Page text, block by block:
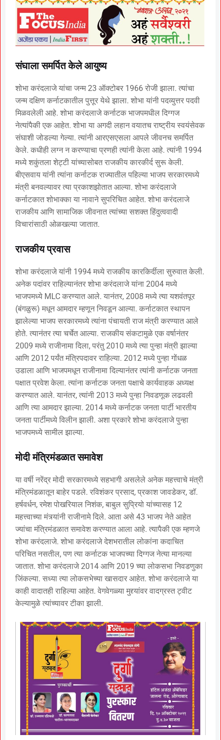
संघाला समर्पित केले आयुष्य
शोभा करंदलाजे यांचा जन्म 23 ऑक्टोबर 1966 रोजी झाला. त्यांचा
जन्म दक्षिण कर्नाटकातील पुत्तूर येथे झाला. शोभा यांनी पदव्युत्तर पदवी
मिळवलेली आहे. शोभा करंदलाजे कर्नाटक भाजपमधील दिग्गज
नेत्यांपैकी एक आहेत. शोभा या अगदी लहान वयातच राष्ट्रीय स्वयंसेवक
संघाशी जोडल्या गेल्या. त्यांनी आरएसएसला आपले जीवनच समर्पित
केले. कधीही लग्न न करण्याचा प्रणही त्यांनी केला आहे. त्यांनी 1994
मध्ये शकुंतला शेट्टी यांच्यासोबत राजकीय कारकीर्द सुरू केली.
बीएसवाय यांनी त्यांना कर्नाटक राज्यातील पहिल्या भाजप सरकारमध्ये
मंत्री बनवल्यावर त्या प्रकाशझोतात आल्या. शोभा करंदलाजे
कर्नाटकात शोभाक्का या नावाने सुपरिचित आहेत. शोभा करंदलाजे
राजकीय आणि सामाजिक जीवनात त्यांच्या सशक्त हिंदुत्ववादी
विचारांसाठी ओळखल्या जातात.
राजकीय प्रवास
शोभा करंदलाजे यांनी 1994 मध्ये राजकीय कारकिर्दीला सुरुवात केली.
अनेक पदांवर राहिल्यानंतर शोभा करंदलाजे यांना 2004 मध्ये
भाजपमध्ये MLC करण्यात आले. यानंतर, 2008 मध्ये त्या यशवंतपूर
(बंगळुरू) मधून आमदार म्हणून निवडून आल्या. कर्नाटकात स्थापन
झालेल्या भाजप सरकारमध्ये त्यांना पंचायती राज मंत्री करण्यात आले
होते. त्यानंतर त्या चर्चेत आल्या. राजकीय संकटामुळे एक वर्षानंतर
2009 मध्ये राजीनामा दिला, परंतु 2010 मध्ये त्या पुन्हा मंत्री झाल्या
आणि 2012 पर्यंत मंत्रिपदावर राहिल्या. 2012 मध्ये पुन्हा गोंधळ
उडाला आणि भाजपमधून राजीनामा दिल्यानंतर त्यांनी कर्नाटक जनता
पक्षात प्रवेश केला. त्यांना कर्नाटक जनता पक्षाचे कार्यवाहक अध्यक्ष
करण्यात आले. यानंतर, त्यांनी 2013 मध्ये पुन्हा निवडणूक लढवली
आणि त्या आमदार झाल्या. 2014 मध्ये कर्नाटक जनता पार्टी भारतीय
जनता पार्टीमध्ये विलीन झाली. अशा प्रकारे शोभा करंदलाजे पुन्हा
भाजपमध्ये सामील झाल्या.
मोदी मंत्रिमंडळात समावेश
या वर्षी नरेंद्र मोदी सरकारमध्ये सहभागी असलेले अनेक महत्त्वाचे मंत्री
मंत्रिमंडळातून बाहेर पडले. रविशंकर प्रसाद, प्रकाश जावडेकर, डॉ.
हर्षवर्धन, रमेश पोखरियाल निशंक, बाबुल सुप्रियो यांच्यासह 12
महत्त्वाच्या मंत्र्यांनी राजीनामे दिले. आता असे 43 भाजप नेते आहेत
ज्यांचा मंत्रिमंडळात समावेश करण्यात आला आहे. त्यापैकी एक म्हणजे
शोभा करंदलाजे. शोभा करंदलाजे देशभरातील लोकांना कदाचित
परिचित नसतील, पण त्या कर्नाटक भाजपच्या दिग्गज नेत्या मानल्या
जातात. शोभा करंदलाजे 2014 आणि 2019 च्या लोकसभा निवडणुका
जिंकल्या. सध्या त्या लोकसभेच्या खासदार आहेत. शोभा करंदलाजे या
काही वादातही राहिल्या आहेत. वेगवेगळ्या मुद्द्यांवर वादग्रस्त ट्वीट
केल्यामुळे त्यांच्यावर टीका झाली.